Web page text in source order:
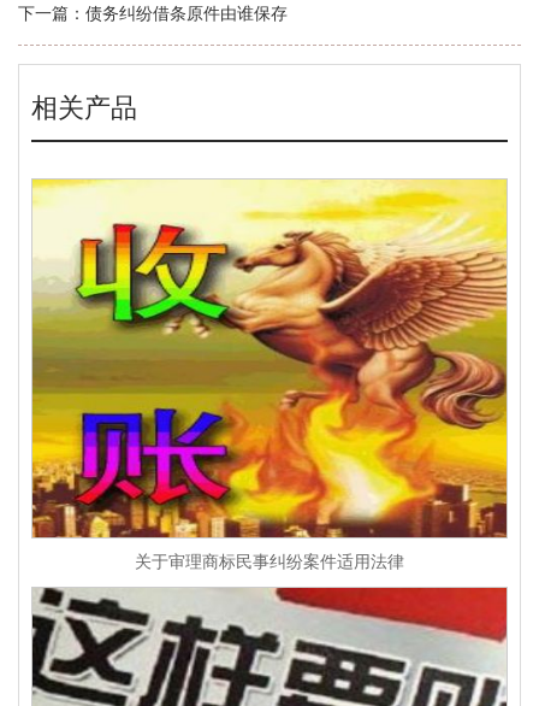
下一篇： 债务纠纷借条原件由谁保存
相关产品
关于审理商标民事纠纷案件适用法律